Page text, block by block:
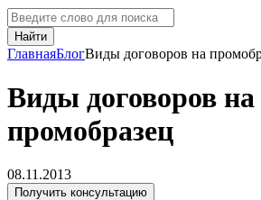
Найти
ГлавнаяБлогВиды договоров на
Виды договоров на
промобразец
08.11.2013
Получить консультацию